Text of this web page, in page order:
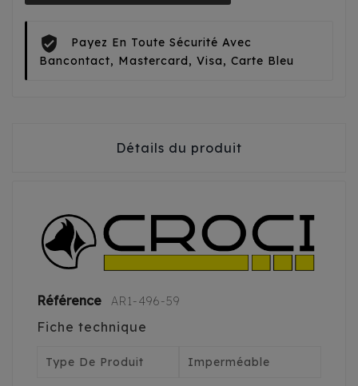
Payez En Toute Sécurité Avec
Bancontact, Mastercard, Visa, Carte Bleu
Détails du produit
Référence AR1-496-59
Fiche technique
Type De Produit Imperméable